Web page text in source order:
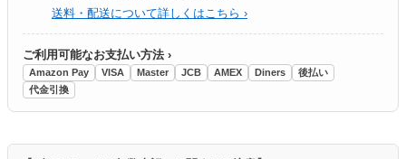
送料・配送について詳しくはこちら ›
ご利用可能なお支払い方法 ›
Amazon Pay VISA Master JCB AMEX Diners
後払い
代金引換